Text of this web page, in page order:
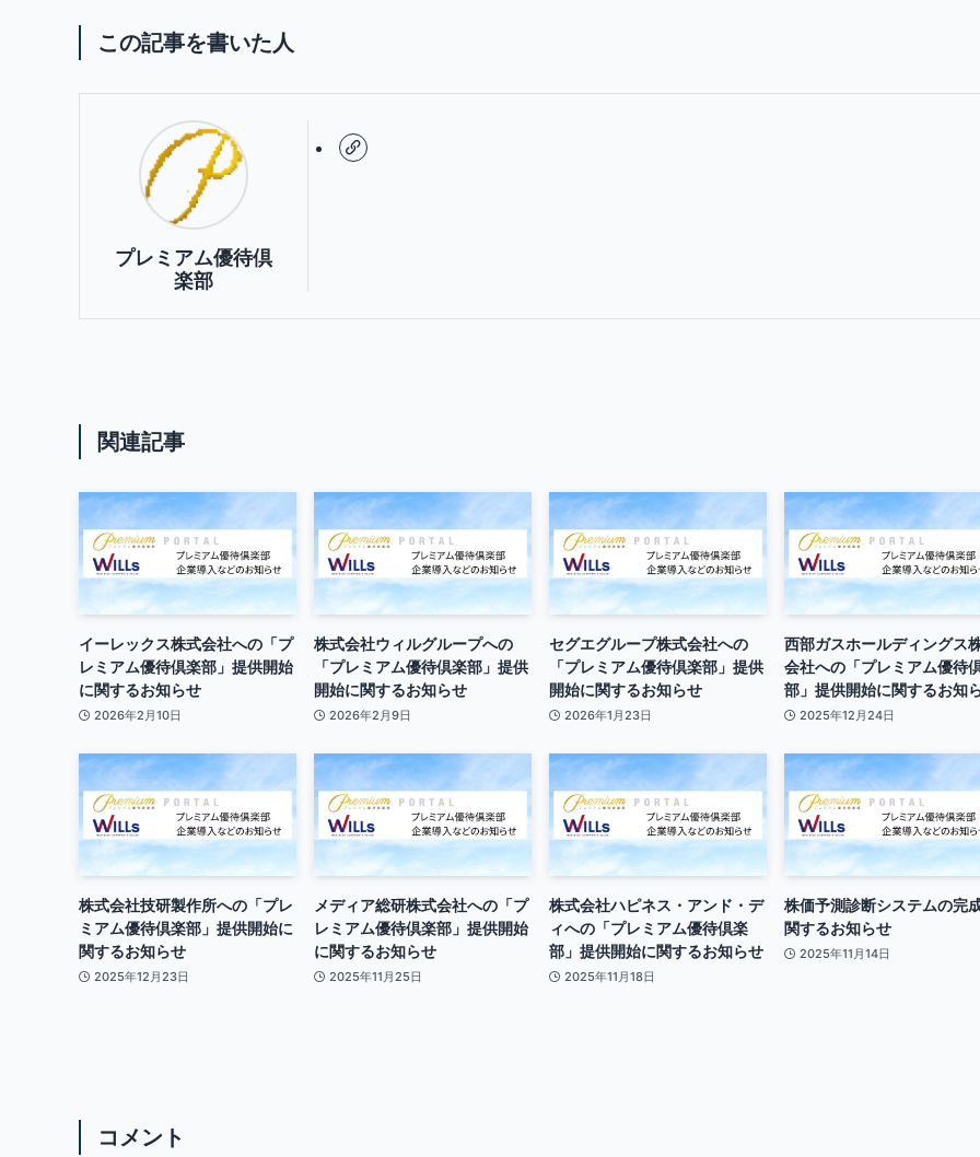
この記事を書いた人
プレミアム優待倶
楽部
関連記事
イーレックス株式会社への「プ
レミアム優待倶楽部」提供開始
に関するお知らせ
2026年2月10日
株式会社ウィルグループへの
「プレミアム優待倶楽部」提供
開始に関するお知らせ
2026年2月9日
セグエグループ株式会社への
「プレミアム優待倶楽部」提供
開始に関するお知らせ
2026年1月23日
西部ガスホールディングス
会社への「プレミアム優待
部」提供開始に関するお知
2025年12月24日
株式会社技研製作所への「プレ
ミアム優待倶楽部」提供開始に
関するお知らせ
2025年12月23日
メディア総研株式会社への「プ
レミアム優待倶楽部」提供開始
に関するお知らせ
2025年11月25日
株式会社ハピネス・アンド・デ
ィへの「プレミアム優待倶楽
部」提供開始に関するお知らせ
2025年11月18日
株価予測診断システムの完
関するお知らせ
2025年11月14日
コメント